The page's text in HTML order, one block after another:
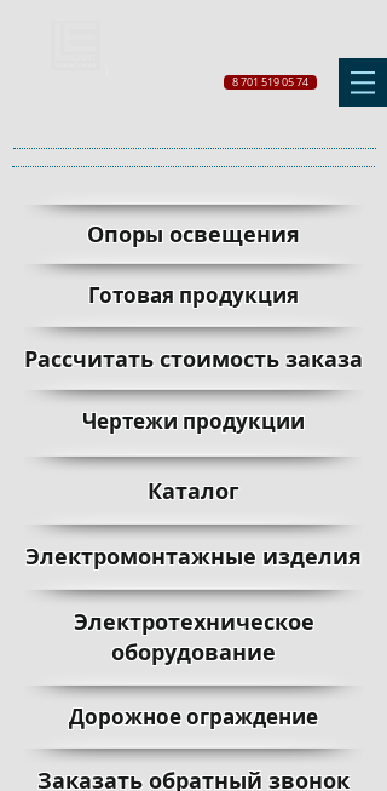
8 701 519 05 74
Опоры освещения
Готовая продукция
Рассчитать стоимость заказа
Чертежи продукции
Каталог
Электромонтажные изделия
Электротехническое
оборудование
Дорожное ограждение
Заказать обратный звонок